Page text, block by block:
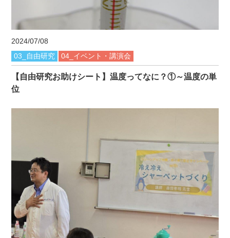
2024/07/08
03_自由研究
04_イベント・講演会
【自由研究お助けシート】温度ってなに？①～温度の単
位